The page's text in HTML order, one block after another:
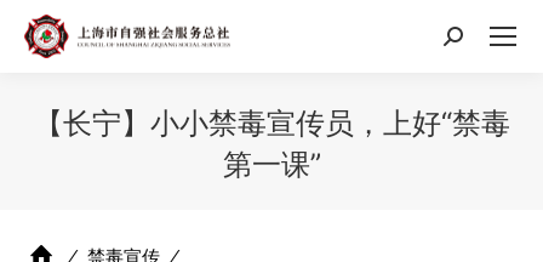
搜
【长宁】小小禁毒宣传员，上好“禁毒
第一课”
⁄ 禁毒宣传 ⁄